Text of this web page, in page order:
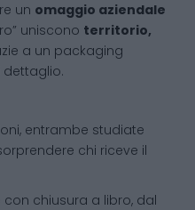
un omaggio aziendale
uniscono territorio,
a un packaging
dettaglio.
entrambe studiate
chi riceve il
chiusura a libro, dal